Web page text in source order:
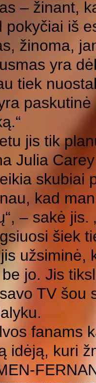
– žinant,
pokyčiai iš
žinoma,
yra
tiek
jis tik
Julia
skubiai
kad
– sakė
šiek
užsiminė,
jo. Jis
TV šou
fanams
idėją, kuri